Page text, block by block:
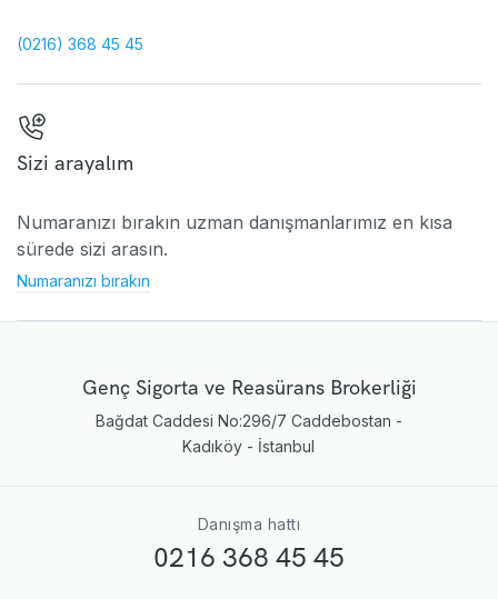
(0216) 368 45 45
Sizi arayalım
Numaranızı bırakın uzman danışmanlarımız en kısa
sürede sizi arasın.
Numaranızı bırakın
Genç Sigorta ve Reasürans Brokerliği
Bağdat Caddesi No:296/7 Caddebostan -
Kadıköy - İstanbul
Danışma hattı
0216 368 45 45